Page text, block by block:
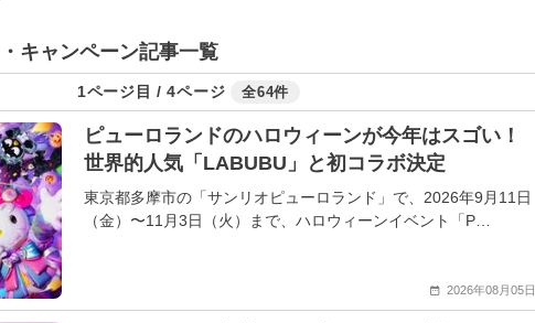
キャンペーン記事一覧
1ページ目 / 4ページ 全64件
ピューロランドのハロウィーンが今年はスゴい！
世界的人気「LABUBU」と初コラボ決定
東京都多摩市の「サンリオピューロランド」で、2026年9月11日
（金）〜11月3日（火）まで、ハロウィーンイベント「P…
2026年08月05日